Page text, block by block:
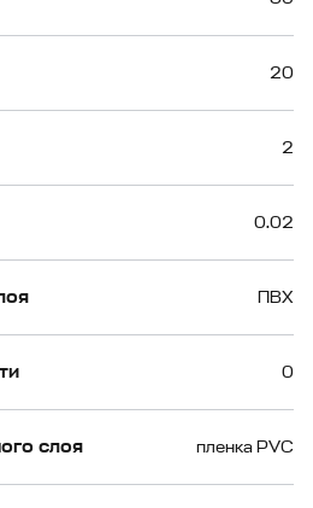
20
2
0.02
ПВХ
0
слоя пленка PVC